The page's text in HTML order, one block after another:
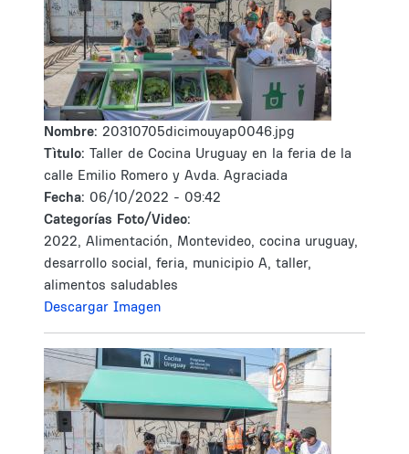
Nombre: 20310705dicimouyap0046.jpg
Tìtulo: Taller de Cocina Uruguay en la feria de la
calle Emilio Romero y Avda. Agraciada
Fecha: 06/10/2022 - 09:42
Categorías Foto/Video:
2022, Alimentación, Montevideo, cocina uruguay,
desarrollo social, feria, municipio A, taller,
alimentos saludables
Descargar Imagen